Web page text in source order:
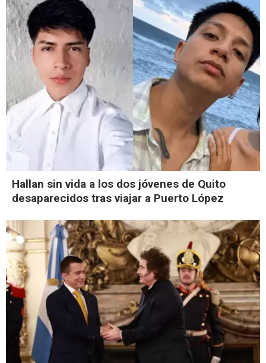
Hallan sin vida a los dos jóvenes de Quito
desaparecidos tras viajar a Puerto López